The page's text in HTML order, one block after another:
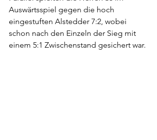
Auswärtsspiel gegen die hoch
eingestuften Alstedder 7:2, wobei
schon nach den Einzeln der Sieg mit
einem 5:1 Zwischenstand gesichert war.